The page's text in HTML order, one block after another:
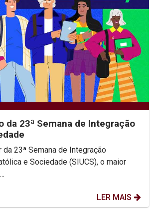
da 23ª Semana de Integração
da 23ª Semana de Integração
e Sociedade (SIUCS), o maior
LER MAIS